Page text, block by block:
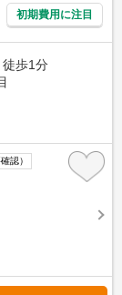
初期費用に注目
歩1分
認）